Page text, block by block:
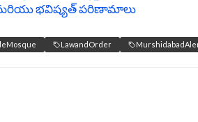
మరియు భవిష్యత్ పరిణామాలు
LawandOrder